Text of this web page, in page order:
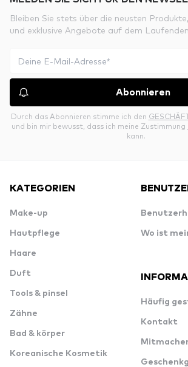
Bleiben Sie stets über die neusten
und exklusive Angebote auf dem
Abonnieren
Durch das Abonnieren stimme ich den
und bin mir bewusst, dass ich meine
kann.
KATEGORIEN
Make-up
Hautpflege
Haare
Duft
Tools & pinsel
Zähne
Bad & körper
Koreanische Kosmetik
Wo ist
Häufig
Kontakt